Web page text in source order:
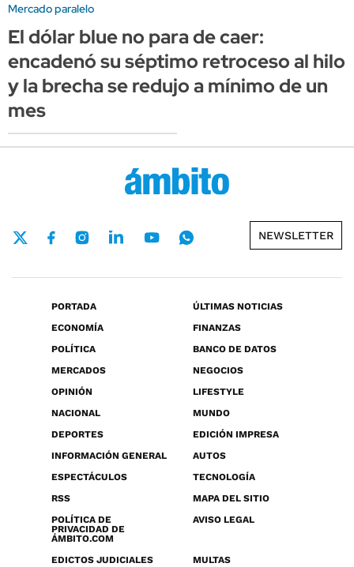
Mercado paralelo
El dólar blue no para de caer:
encadenó su séptimo retroceso al hilo
y la brecha se redujo a mínimo de un
mes
NEWSLETTER
PORTADA
ÚLTIMAS NOTICIAS
ECONOMÍA
FINANZAS
POLÍTICA
BANCO DE DATOS
MERCADOS
NEGOCIOS
OPINIÓN
LIFESTYLE
NACIONAL
MUNDO
DEPORTES
EDICIÓN IMPRESA
INFORMACIÓN GENERAL
AUTOS
ESPECTÁCULOS
TECNOLOGÍA
RSS
MAPA DEL SITIO
POLÍTICA DE
PRIVACIDAD DE
ÁMBITO.COM
AVISO LEGAL
EDICTOS JUDICIALES MULTAS